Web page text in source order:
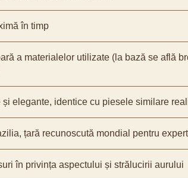
în timp
a materialelor utilizate (la bază se află
și elegante, identice cu piesele similare
țară recunoscută mondial pentru
în privința aspectului și strălucirii aurului